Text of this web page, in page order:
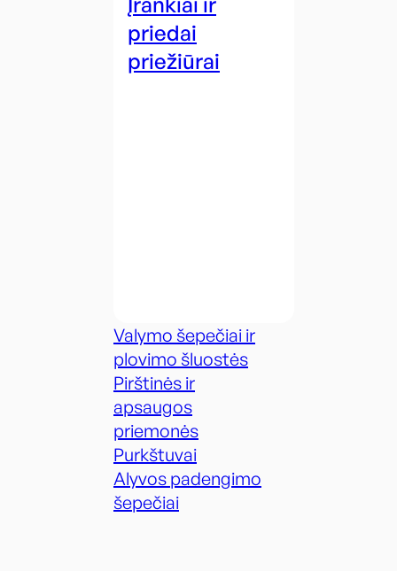
priedai
priežiūrai
Valymo šepečiai ir
plovimo šluostės
Pirštinės ir
apsaugos
priemonės
Purkštuvai
Alyvos padengimo
šepečiai